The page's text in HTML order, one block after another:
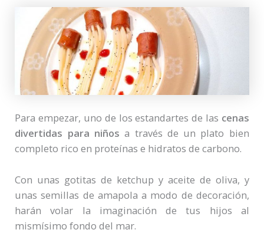
Para empezar, uno de los estandartes de las cenas
divertidas para niños a través de un plato bien
completo rico en proteínas e hidratos de carbono.
Con unas gotitas de ketchup y aceite de oliva, y
unas semillas de amapola a modo de decoración,
harán volar la imaginación de tus hijos al
mismísimo fondo del mar.